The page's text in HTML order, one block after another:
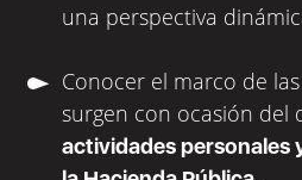
una perspectiva
Conocer el marco de
surgen con ocasión del
actividades personales